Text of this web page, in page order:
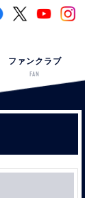
ファンクラブ
FAN